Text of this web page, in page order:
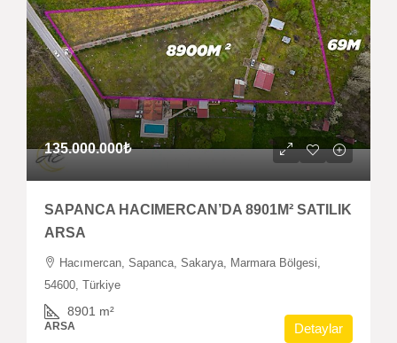
135.000.000₺
SAPANCA HACIMERCAN’DA 8901M² SATILIK
ARSA
Hacımercan, Sapanca, Sakarya, Marmara Bölgesi,
54600, Türkiye
8901 m²
ARSA Detaylar